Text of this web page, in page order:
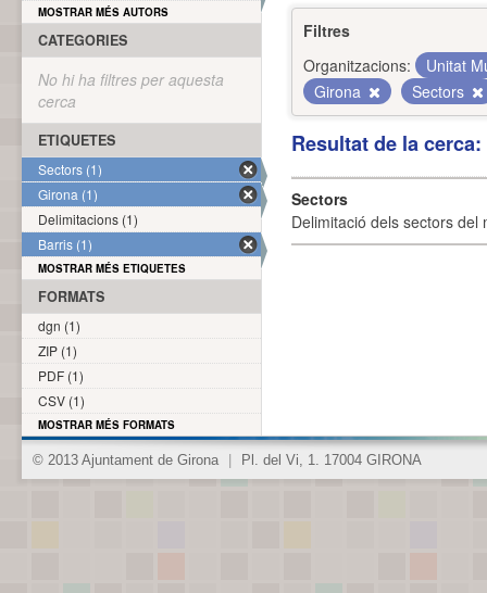
Filtres
Organitzacions:
Unitat
Girona
Sectors
Resultat de la
Sectors
Delimitació dels sectors del
MOSTRAR MÉS AUTORS
CATEGORIES
No hi ha filtres per aquesta
cerca
ETIQUETES
Sectors (1)
Girona (1)
Delimitacions (1)
Barris (1)
MOSTRAR MÉS ETIQUETES
FORMATS
dgn (1)
ZIP (1)
PDF (1)
CSV (1)
MOSTRAR MÉS FORMATS
© 2013 Ajuntament de Girona Pl. del Vi, 1. 17004 GIRONA